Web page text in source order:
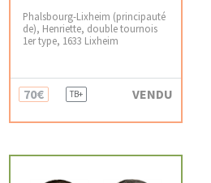
Phalsbourg-Lixheim (principauté
de), Henriette, double tournois
1er type, 1633 Lixheim
70€ TB+ VENDU